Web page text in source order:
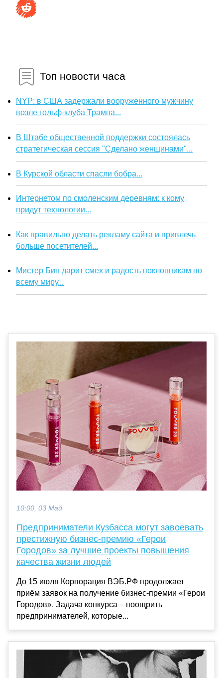
Топ новости часа
NYP: в США задержали вооруженного мужчину
возле гольф-клуба Трампа...
В Штабе общественной поддержки состоялась
стратегическая сессия "Сделано женщинами"...
В Курской области спасли бобра...
Интернетом по смоленским деревням: к кому
придут технологии...
Как правильно делать рекламу сайта и привлечь
больше посетителей...
Мистер Бин дарит смех и радость поклонникам по
всему миру...
10:00, 03 Май
Предприниматели Кузбасса могут завоевать
престижную бизнес-премию «Герои
Городов» за лучшие проекты повышения
качества жизни людей
До 15 июля Корпорация ВЭБ.РФ продолжает
приём заявок на получение бизнес-премии «Герои
Городов». Задача конкурса – поощрить
предпринимателей, которые...